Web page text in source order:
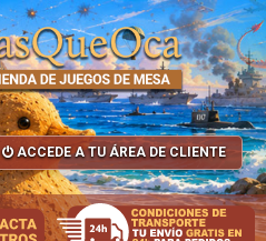
ACCEDE A TU ÁREA DE CLIENTE